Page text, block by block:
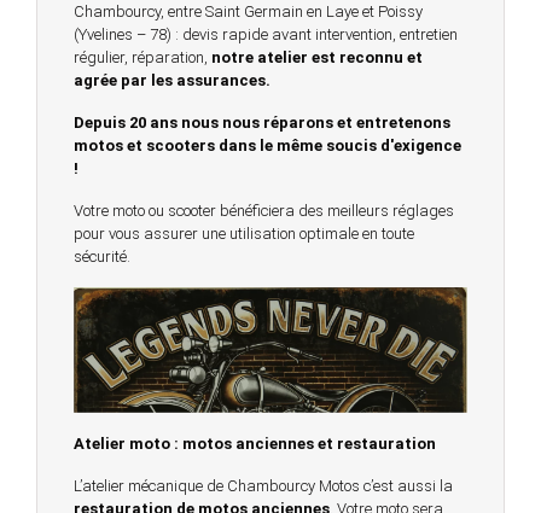
Chambourcy, entre Saint Germain en Laye et Poissy
(Yvelines – 78) : devis rapide avant intervention, entretien
régulier, réparation, notre atelier est reconnu et
agrée par les assurances.
Depuis 20 ans nous nous réparons et entretenons
motos et scooters dans le même soucis d'exigence
!
Votre moto ou scooter bénéficiera des meilleurs réglages
pour vous assurer une utilisation optimale en toute
sécurité.
Atelier moto : motos anciennes et restauration
L’atelier mécanique de Chambourcy Motos c’est aussi la
restauration de motos anciennes . Votre moto sera